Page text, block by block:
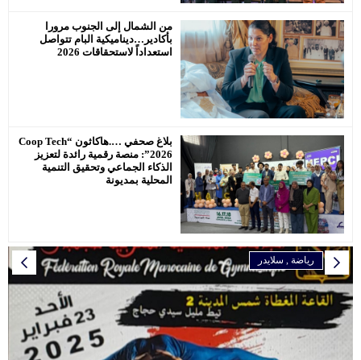
من الشمال إلى الجنوب مرورا
بأكادير…ديناميكية البام تتواصل
استعداداً لاستحقاقات 2026
بلاغ صحفي ….هاكاثون “Coop Tech
2026”: منصة رقمية رائدة لتعزيز
الذكاء الجماعي وتحقيق التنمية
المحلية بمديونة
رياضة سلايدر رياضة , سلايدر المرأة رياضة سلايدر إقتصاد اخبار وطنية رياضة سلايدر رياضة
رياضة سلايدر رياضة سلايدر